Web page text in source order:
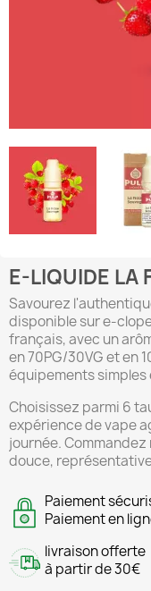
E-LIQUIDE LA
Savourez
disponible sur e-
français, avec un
en 70PG/30VG et en
équipements simples
Choisissez parmi 6
expérience de vape
journée.
douce,
Paiement
Paiement en
livraison offerte
à partir de 30€